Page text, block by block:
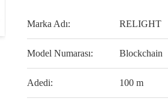
Marka Adı: RELIGHT
Model Numarası: Blockchain
Adedi: 100 m